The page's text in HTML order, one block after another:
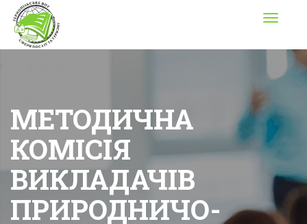
Toggle
МЕТОДИЧНА
КОМІСІЯ
ВИКЛАДАЧІВ
ПРИРОДНИЧО-